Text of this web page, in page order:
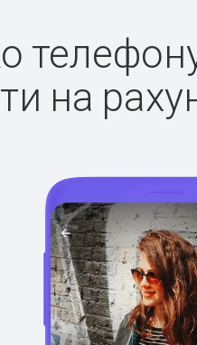
на